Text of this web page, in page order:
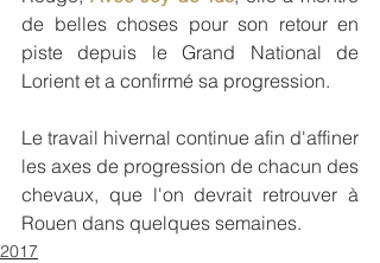
de belles choses pour son retour en
piste depuis le Grand National de
Lorient et a confirmé sa progression.
Le travail hivernal continue afin d'affiner
les axes de progression de chacun des
chevaux, que l'on devrait retrouver à
Rouen dans quelques semaines.
2017